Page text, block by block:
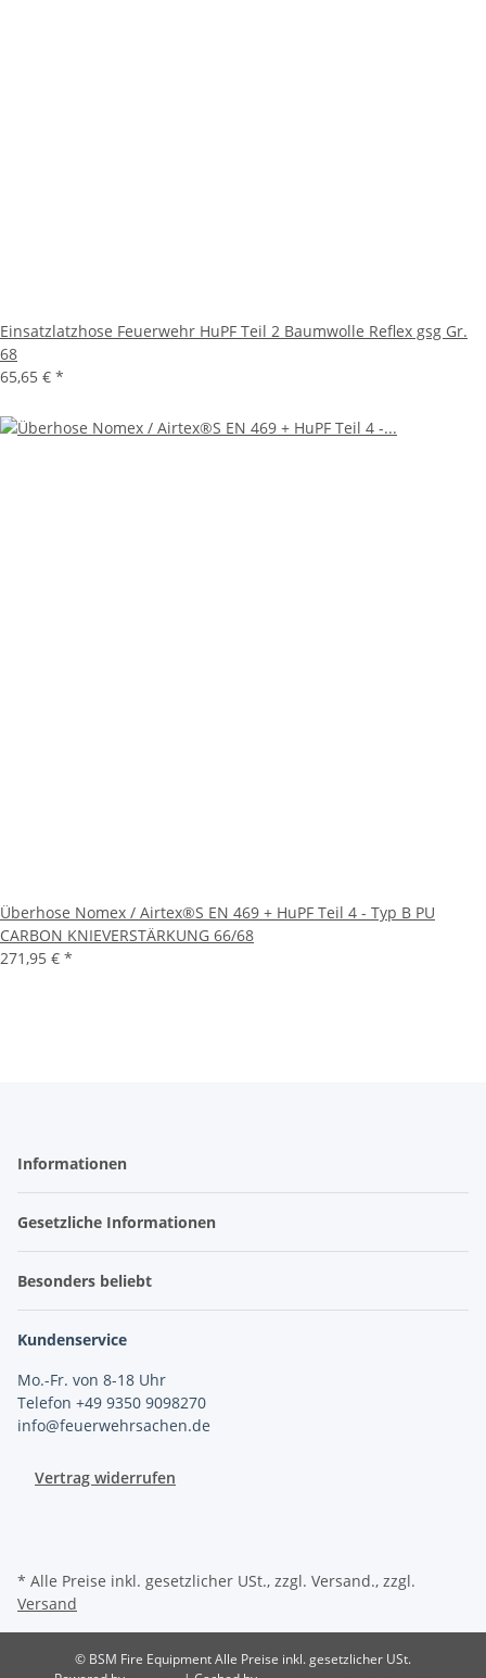
Einsatzlatzhose Feuerwehr HuPF Teil 2 Baumwolle Reflex gsg Gr.
68
65,65 € *
Überhose Nomex / Airtex®S EN 469 + HuPF Teil 4 - Typ B PU
CARBON KNIEVERSTÄRKUNG 66/68
271,95 € *
Informationen
Gesetzliche Informationen
Besonders beliebt
Kundenservice
Mo.-Fr. von 8-18 Uhr
Telefon +49 9350 9098270
info@feuerwehrsachen.de
Vertrag widerrufen
* Alle Preise inkl. gesetzlicher USt., zzgl. Versand., zzgl.
Versand
© BSM Fire EquipmentAlle Preise inkl. gesetzlicher USt.